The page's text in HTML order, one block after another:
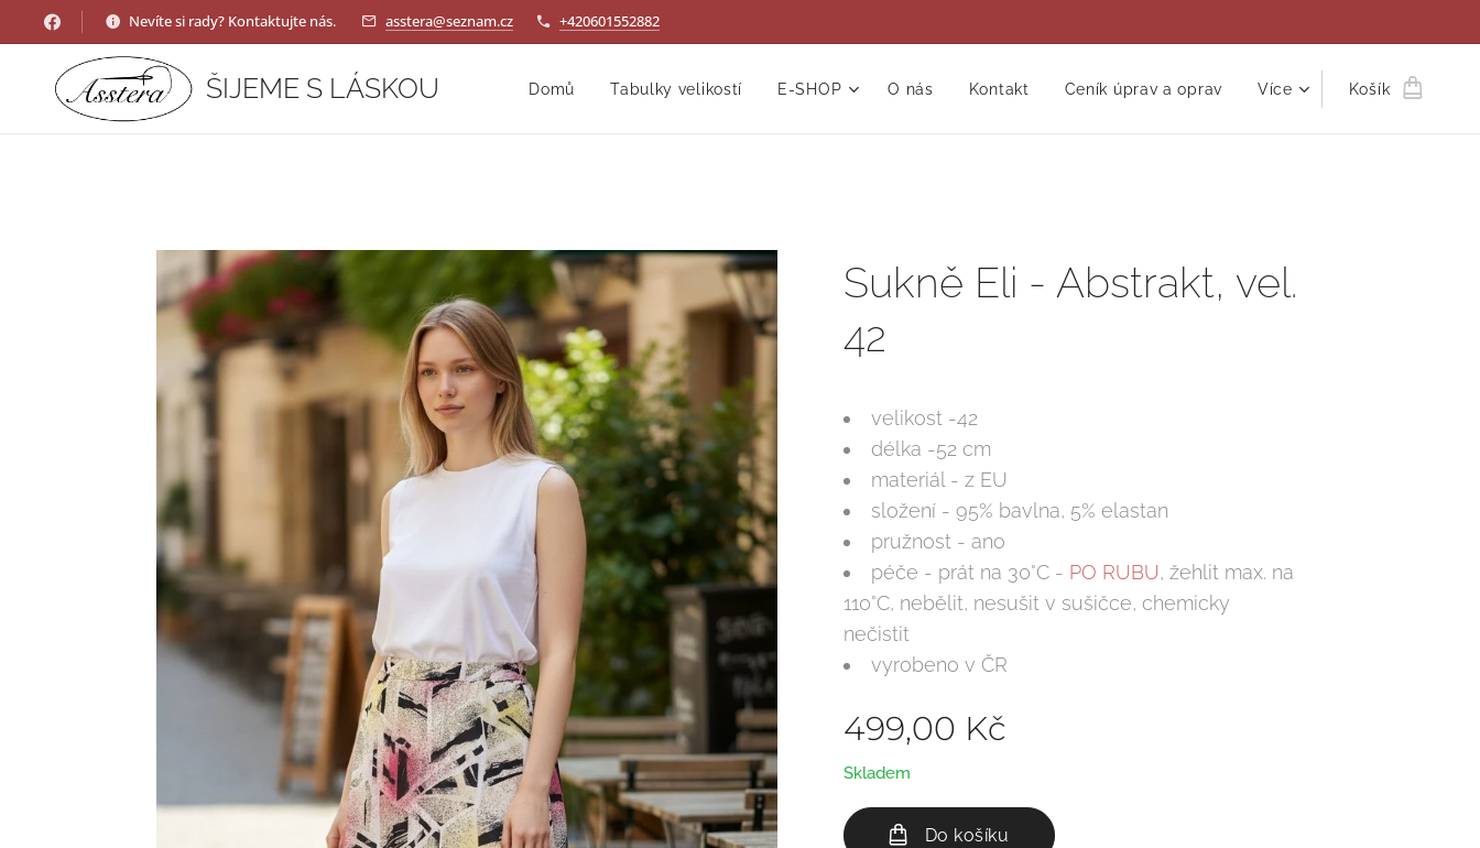
Nevíte si rady? Kontaktujte nás. asstera@seznam.cz +420601552882
ŠIJEME S LÁSKOU Domů Tabulky velikostí E-SHOP O nás Kontakt Ceník úprav a oprav Více Košík
Sukně Eli - Abstrakt, vel.
42
velikost -42
délka -52 cm
materiál - z EU
složení - 95% bavlna, 5% elastan
pružnost - ano
péče - prát na 30°C - PO RUBU, žehlit max. na
110°C, nebělit, nesušit v sušičce, chemicky
nečistit
vyrobeno v ČR
499,00 Kč
Skladem
Do košíku